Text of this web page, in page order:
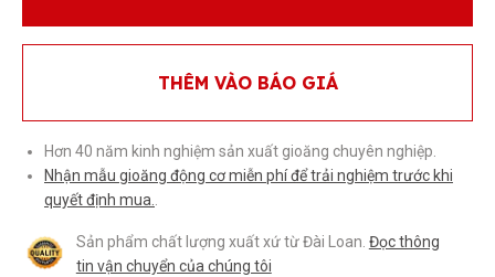
THÊM VÀO BÁO GIÁ
Hơn 40 năm kinh nghiệm sản xuất gioăng chuyên nghiệp.
Nhận mẫu gioăng động cơ miễn phí để trải nghiệm trước khi
quyết định mua.
Sản phẩm chất lượng xuất xứ từ Đài Loan. Đọc thông
tin vận chuyển của chúng tôi